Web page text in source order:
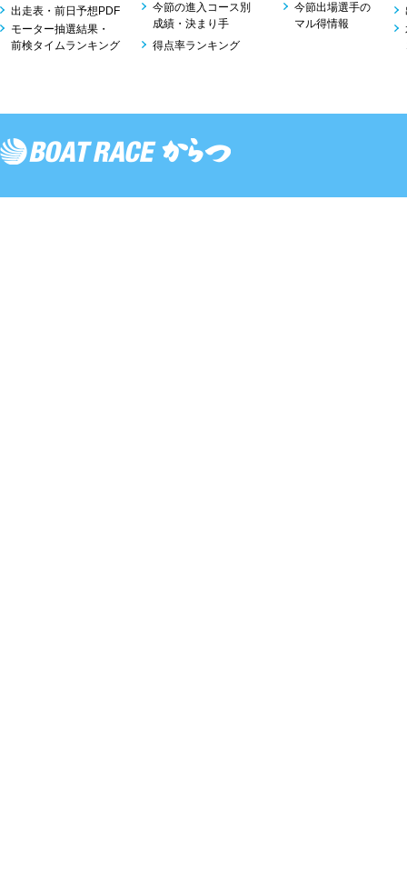
出走表・前日予想PDF
モーター抽選結果・
前検タイムランキング
今節の進入コース別
成績・決まり手
得点率ランキング
今節出場選手の
マル得情報